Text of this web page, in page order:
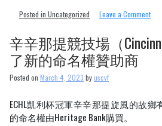
Posted in Uncategorized Leave a Commenton
米
職
典
辛辛那提競技場（
了新的命名權贊助商
Posted on March 4, 2023 byuscvf
ECHL凱利杯冠軍辛辛那提旋風的故
的命名權由Heritage Bank購買。